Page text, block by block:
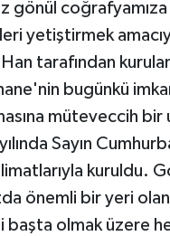
gönül coğrafyamıza
yetiştirmek
tarafından
bugünkü
müteveccih bir
Sayın
kuruldu.
önemli bir yeri
başta olmak üzere